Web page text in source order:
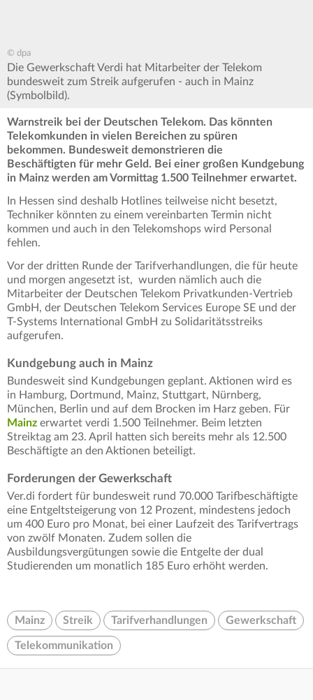
© dpa
Die Gewerkschaft Verdi hat Mitarbeiter der Telekom
bundesweit zum Streik aufgerufen - auch in Mainz
(Symbolbild).
Warnstreik bei der Deutschen Telekom. Das könnten
Telekomkunden in vielen Bereichen zu spüren
bekommen. Bundesweit demonstrieren die
Beschäftigten für mehr Geld. Bei einer großen Kundgebung
in Mainz werden am Vormittag 1.500 Teilnehmer erwartet.
In Hessen sind deshalb Hotlines teilweise nicht besetzt,
Techniker könnten zu einem vereinbarten Termin nicht
kommen und auch in den Telekomshops wird Personal
fehlen.
Vor der dritten Runde der Tarifverhandlungen, die für heute
und morgen angesetzt ist, wurden nämlich auch die
Mitarbeiter der Deutschen Telekom Privatkunden-Vertrieb
GmbH, der Deutschen Telekom Services Europe SE und der
T-Systems International GmbH zu Solidaritätsstreiks
aufgerufen.
Kundgebung auch in Mainz
Bundesweit sind Kundgebungen geplant. Aktionen wird es
in Hamburg, Dortmund, Mainz, Stuttgart, Nürnberg,
München, Berlin und auf dem Brocken im Harz geben. Für
Mainz erwartet verdi 1.500 Teilnehmer. Beim letzten
Streiktag am 23. April hatten sich bereits mehr als 12.500
Beschäftigte an den Aktionen beteiligt.
Forderungen der Gewerkschaft
Ver.di fordert für bundesweit rund 70.000 Tarifbeschäftigte
eine Entgeltsteigerung von 12 Prozent, mindestens jedoch
um 400 Euro pro Monat, bei einer Laufzeit des Tarifvertrags
von zwölf Monaten. Zudem sollen die
Ausbildungsvergütungen sowie die Entgelte der dual
Studierenden um monatlich 185 Euro erhöht werden.
Mainz Streik Tarifverhandlungen Gewerkschaft
Telekommunikation